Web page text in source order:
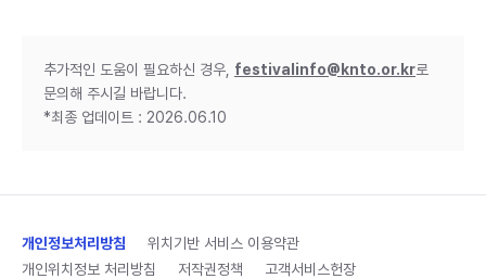
추가적인 도움이 필요하신 경우, festivalinfo@knto.or.kr로
문의해 주시길 바랍니다.
*최종 업데이트 : 2026.06.10
개인정보처리방침
위치기반 서비스 이용약관
개인위치정보 처리방침
저작권정책 고객서비스헌장